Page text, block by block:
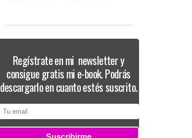
Regístrate en mi newsletter y
consigue gratis mi e-book. Podrás
descargarlo en cuanto estés suscrito.